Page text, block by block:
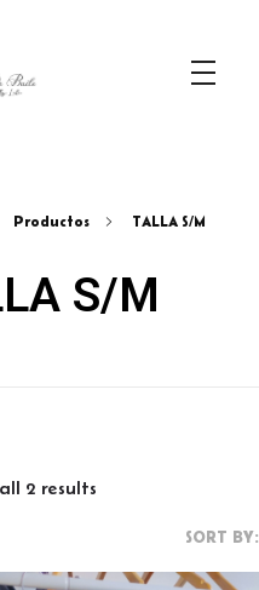
Productos TALLA S/M
S/M
2 results
SORT BY: